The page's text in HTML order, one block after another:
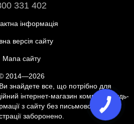
331 402
інформація
версія сайту
Мапа сайту
2014—2026
знайдете все, що потрібно для
інтернет-магазин компанії. Будь-
з сайту без письмової згоди
заборонено.